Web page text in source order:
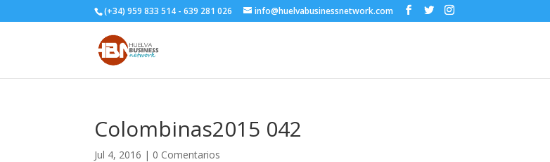
(+34) 959 833 514 - 639 281 026 info@huelvabusinessnetwork.com
Colombinas2015 042
Jul 4, 2016 | 0 Comentarios